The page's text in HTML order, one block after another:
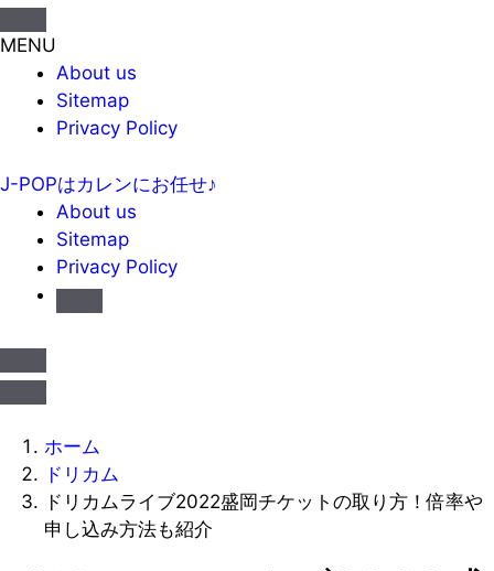
MENU
About us
Sitemap
Privacy Policy
J-POPはカレンにお任せ♪
About us
Sitemap
Privacy Policy
ホーム
ドリカム
ドリカムライブ2022盛岡チケットの取り方！倍率や
申し込み方法も紹介